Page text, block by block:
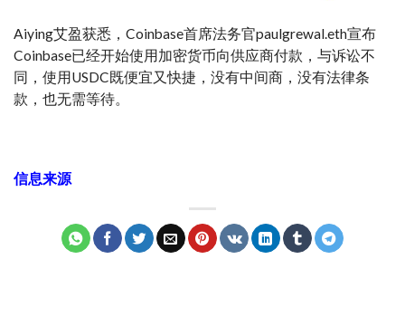
Aiying艾盈获悉，Coinbase首席法务官paulgrewal.eth宣布
Coinbase已经开始使用加密货币向供应商付款，与诉讼不
同，使用USDC既便宜又快捷，没有中间商，没有法律条
款，也无需等待。
信息来源